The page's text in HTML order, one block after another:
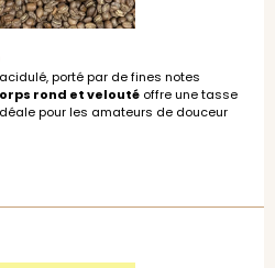
porté par de fines notes
rond et velouté offre une tasse
pour les amateurs de douceur